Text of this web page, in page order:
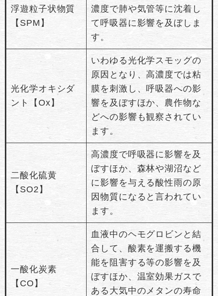
浮遊粒子状物質
【SPM】
濃度で肺や気管等に沈着し
て呼吸器に影響を及ぼしま
す。
光化学オキシダ
ント【Ox】
いわゆる光化学スモッグの
原因となり、高濃度では粘
膜を刺激し、呼吸器への影
響を及ぼすほか、農作物な
どへの影響も観察されてい
ます。
二酸化硫黄
【SO2】
高濃度で呼吸器に影響を及
ぼすほか、森林や湖沼など
に影響を与える酸性雨の原
因物質になると言われてい
ます。
一酸化炭素
【CO】
血液中のヘモグロビンと結
合して、酸素を運搬する機
能を阻害する等の影響を及
ぼすほか、温室効果ガスで
ある大気中のメタンの寿命